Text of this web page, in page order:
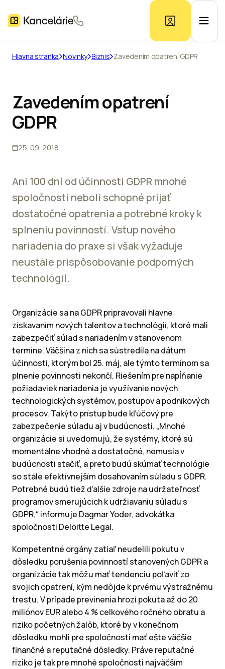
Prieskum trhu
Inzerát
Hlavná stránka Novinky Biznis Zavedením opatrení GDPR
Zavedením opatrení
GDPR
25. 09. 2018
Ani 100 dní od účinnosti GDPR mnohé
spoločnosti neboli schopné prijať
dostatočné opatrenia a potrebné kroky k
splneniu povinností. Vstup nového
nariadenia do praxe si však vyžaduje
neustále prispôsobovanie podporných
technológií.
Organizácie sa na GDPR pripravovali hlavne
získavaním nových talentov a technológií, ktoré mali
zabezpečiť súlad s nariadením v stanovenom
termíne. Väčšina z nich sa sústredila na dátum
účinnosti, ktorým bol 25. máj, ale týmto termínom sa
plnenie povinnosti nekončí. Riešením pre napĺňanie
požiadaviek nariadenia je využívanie nových
technologických systémov, postupov a podnikových
procesov. Takýto prístup bude kľúčový pre
zabezpečenie súladu aj v budúcnosti. „Mnohé
organizácie si uvedomujú, že systémy, ktoré sú
momentálne vhodné a dostatočné, nemusia v
budúcnosti stačiť, a preto budú skúmať technológie
so stále efektívnejším dosahovaním súladu s GDPR.
Potrebné budú tiež ďalšie zdroje na udržateľnosť
programov smerujúcich k udržiavaniu súladu s
GDPR,“ informuje Dagmar Yoder, advokátka
spoločnosti Deloitte Legal.
Kompetentné orgány zatiaľ neudelili pokutu v
dôsledku porušenia povinností stanovených GDPR a
organizácie tak môžu mať tendenciu poľaviť zo
svojich opatrení, kým nedôjde k prvému výstražnému
trestu. V prípade previnenia hrozí pokuta až do 20
miliónov EUR alebo 4 % celkového ročného obratu a
riziko početných žalôb, ktoré by v konečnom
dôsledku mohli pre spoločnosti mať ešte väčšie
finančné a reputačné dôsledky. Práve reputačné
riziko je tak pre mnohé spoločnosti najväčším